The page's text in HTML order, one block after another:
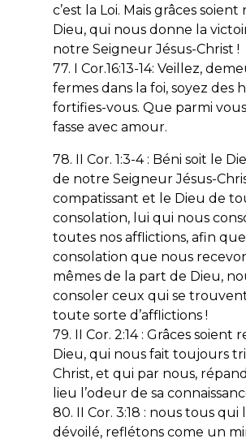
c’est la Loi. Mais grâces
Dieu, qui nous donne la
notre Seigneur Jésus-Christ !
77. I Cor.16:13-14: Veillez,
fermes dans la foi, soyez des
fortifies-vous. Que parmi
fasse avec amour.
78. II Cor. 1:3-4 : Béni soit le
de notre Seigneur Jésus-
compatissant et le Dieu de
consolation, lui qui nous
toutes nos afflictions, afin
consolation que nous
mêmes de la part de Dieu,
consoler ceux qui se
toute sorte d’afflictions !
79. II Cor. 2:14 : Grâces soient
Dieu, qui nous fait toujours
Christ, et qui par nous,
lieu l’odeur de sa
80. II Cor. 3:18 : nous tous qui
dévoilé, reflétons come un